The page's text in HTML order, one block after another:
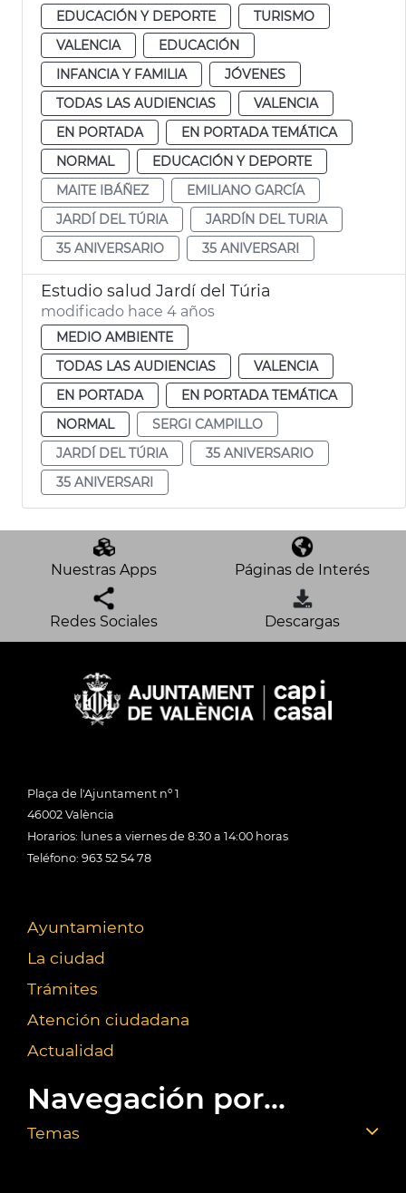
EDUCACIÓN Y DEPORTE
TURISMO
VALENCIA
EDUCACIÓN
INFANCIA Y FAMILIA
JÓVENES
TODAS LAS AUDIENCIAS
VALENCIA
EN PORTADA
EN PORTADA TEMÁTICA
NORMAL
EDUCACIÓN Y DEPORTE
MAITE IBÁÑEZ
EMILIANO GARCÍA
JARDÍ DEL TÚRIA
JARDÍN DEL TURIA
35 ANIVERSARIO
35 ANIVERSARI
Estudio salud Jardí del Túria
modificado hace 4 años
MEDIO AMBIENTE
TODAS LAS AUDIENCIAS
VALENCIA
EN PORTADA
EN PORTADA TEMÁTICA
NORMAL
SERGI CAMPILLO
JARDÍ DEL TÚRIA
35 ANIVERSARIO
35 ANIVERSARI
Nuestras Apps Páginas de Interés
Redes Sociales Descargas
Plaça de l'Ajuntament nº 1
46002 València
Horarios: lunes a viernes de 8:30 a 14:00 horas
Teléfono: 963 52 54 78
Ayuntamiento
La ciudad
Trámites
Atención ciudadana
Actualidad
Navegación por...
Temas